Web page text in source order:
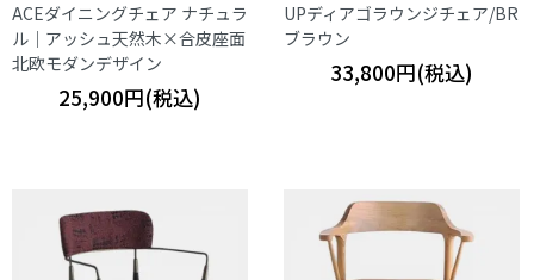
ACEダイニングチェア ナチュラ
ル｜アッシュ天然木×合皮座面
北欧モダンデザイン
25,900円(税込)
UPディアゴラウンジチェア/BR
ブラウン
33,800円(税込)